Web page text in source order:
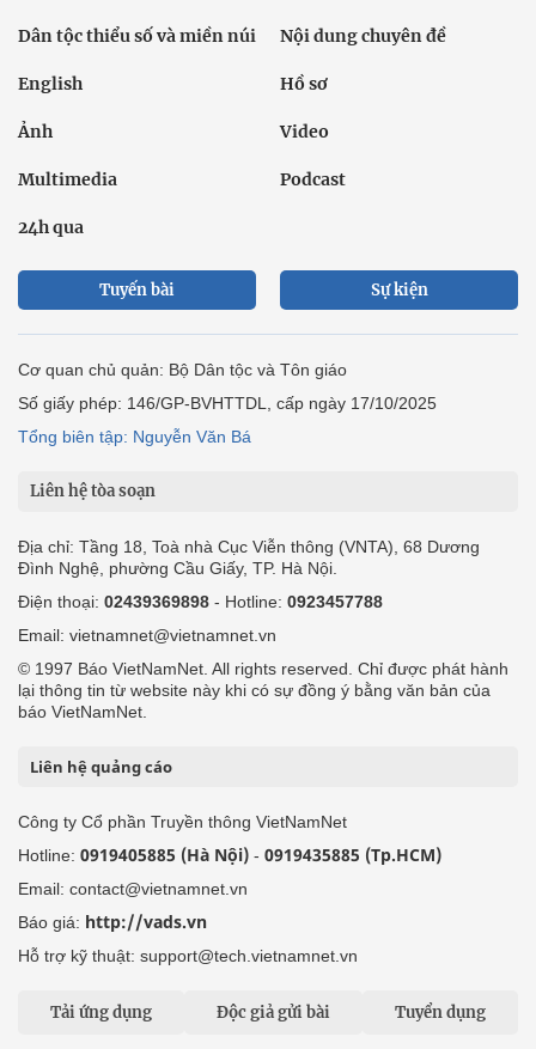
Dân tộc thiểu số và miền núi Nội dung chuyên đề
English Hồ sơ
Ảnh Video
Multimedia Podcast
24h qua
Tuyến bài Sự kiện
Cơ quan chủ quản: Bộ Dân tộc và Tôn giáo
Số giấy phép: 146/GP-BVHTTDL, cấp ngày 17/10/2025
Tổng biên tập: Nguyễn Văn Bá
Liên hệ tòa soạn
Địa chỉ: Tầng 18, Toà nhà Cục Viễn thông (VNTA), 68 Dương
Đình Nghệ, phường Cầu Giấy, TP. Hà Nội.
Điện thoại: 02439369898 - Hotline: 0923457788
Email: vietnamnet@vietnamnet.vn
© 1997 Báo VietNamNet. All rights reserved. Chỉ được phát hành
lại thông tin từ website này khi có sự đồng ý bằng văn bản của
báo VietNamNet.
Liên hệ quảng cáo
Công ty Cổ phần Truyền thông VietNamNet
Hotline: 0919405885 (Hà Nội) - 0919435885 (Tp.HCM)
Email: contact@vietnamnet.vn
Báo giá: http://vads.vn
Hỗ trợ kỹ thuật: support@tech.vietnamnet.vn
Tải ứng dụng Độc giả gửi bài Tuyển dụng